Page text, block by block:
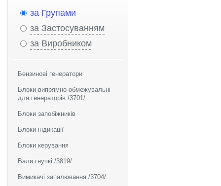
за Групами
за Застосуванням
за Виробником
Бензинові генератори
Блоки випрямно-обмежувальні
для генераторів /3701/
Блоки запобіжників
Блоки індикації
Блоки керування
Вали гнучкі /3819/
Вимикачі запалювання /3704/